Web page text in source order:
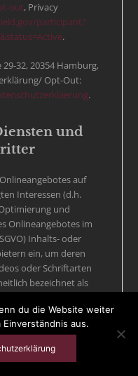
out, Privacy
participant?
.
32, 20354 Hamburg,
Opt-Out:
.
und
auf
Interessen (d.h.
und
Onlineangebotes im
Inhalts- oder
ein, um deren
oder Schriftarten
bezeichnet als
Drittanbieter dieser
an deren Browser
du die Website weiter
aus.